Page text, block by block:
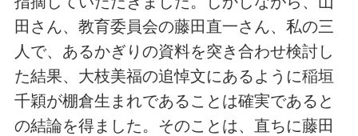
田さん、教育委員会の藤田直一さん、私の三
人で、あるかぎりの資料を突き合わせ検討し
た結果、大枝美福の追悼文にあるように稲垣
千穎が棚倉生まれであることは確実であると
の結論を得ました。そのことは、直ちに藤田